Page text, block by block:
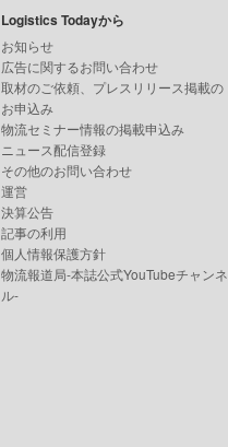
Logistics Todayから
お知らせ
広告に関するお問い合わせ
取材のご依頼、プレスリリース掲載の
お申込み
物流セミナー情報の掲載申込み
ニュース配信登録
その他のお問い合わせ
運営
決算公告
記事の利用
個人情報保護方針
物流報道局-本誌公式YouTubeチャンネ
ル-